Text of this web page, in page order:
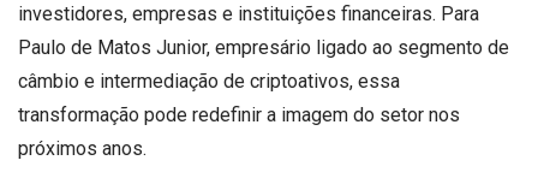
investidores, empresas e instituições financeiras. Para
Paulo de Matos Junior, empresário ligado ao segmento de
câmbio e intermediação de criptoativos, essa
transformação pode redefinir a imagem do setor nos
próximos anos.